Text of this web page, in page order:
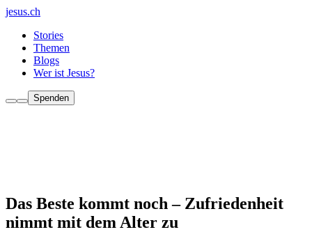
jesus.ch
Stories
Themen
Blogs
Wer ist Jesus?
Spenden
Das Beste kommt noch – Zufriedenheit
nimmt mit dem Alter zu